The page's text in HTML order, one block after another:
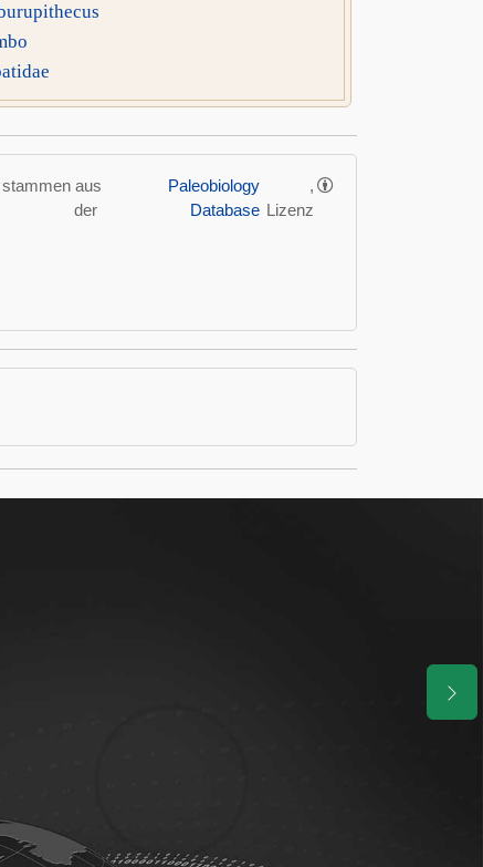
aus
der
Paleobiology
Database
,
Lizenz